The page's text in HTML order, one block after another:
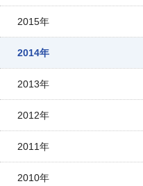
2015年
2014年
2013年
2012年
2011年
2010年